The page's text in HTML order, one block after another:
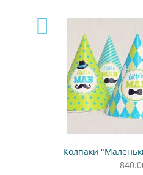
Колпаки "Маленький
840.00 ₽